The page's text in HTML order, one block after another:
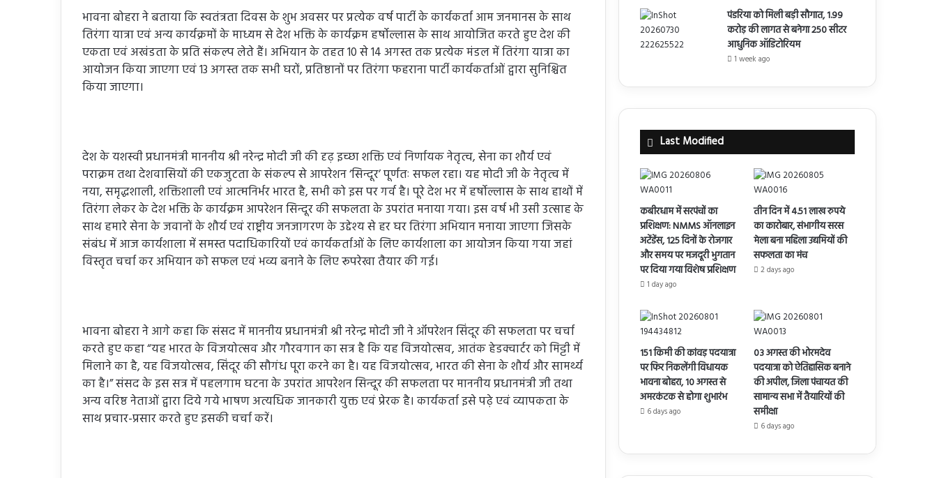
भावना बोहरा ने बताया कि स्वतंत्रता दिवस के शुभ अवसर पर प्रत्येक वर्ष पार्टी के कार्यकर्ता आम जनमानस के साथ
तिरंगा यात्रा एवं अन्य कार्यक्रमों के माध्यम से देश भक्ति के कार्यक्रम हर्षोल्लास के साथ आयोजित करते हुए देश की
एकता एवं अखंडता के प्रति संकल्प लेते हैं। अभियान के तहत 10 से 14 अगस्त तक प्रत्येक मंडल में तिरंगा यात्रा का
आयोजन किया जाएगा एवं 13 अगस्त तक सभी घरों, प्रतिष्ठानों पर तिरंगा फहराना पार्टी कार्यकर्ताओं द्वारा सुनिश्चित
किया जाएगा।
देश के यशस्वी प्रधानमंत्री माननीय श्री नरेन्द्र मोदी जी की दृढ़ इच्छा शक्ति एवं निर्णायक नेतृत्व, सेना का शौर्य एवं
पराक्रम तथा देशवासियों की एकजुटता के संकल्प से आपरेशन ‘सिन्दूर’ पूर्णतः सफल रहा। यह मोदी जी के नेतृत्व में
नया, समृद्धशाली, शक्तिशाली एवं आत्मनिर्भर भारत है, सभी को इस पर गर्व है। पूरे देश भर में हर्षोल्लास के साथ हाथों में
तिरंगा लेकर के देश भक्ति के कार्यक्रम आपरेशन सिन्दूर की सफलता के उपरांत मनाया गया। इस वर्ष भी उसी उत्साह के
साथ हमारे सेना के जवानों के शौर्य एवं राष्ट्रीय जनजागरण के उद्देश्य से हर घर तिरंगा अभियान मनाया जाएगा जिसके
संबंध में आज कार्यशाला में समस्त पदाधिकारियों एवं कार्यकर्ताओं के लिए कार्यशाला का आयोजन किया गया जहां
विस्तृत चर्चा कर अभियान को सफल एवं भव्य बनाने के लिए रूपरेखा तैयार की गई।
भावना बोहरा ने आगे कहा कि संसद में माननीय प्रधानमंत्री श्री नरेन्द्र मोदी जी ने ऑपरेशन सिंदूर की सफलता पर चर्चा
करते हुए कहा “यह भारत के विजयोत्सव और गौरवगान का सत्र है कि यह विजयोत्सव, आतंक हेडक्वार्टर को मिट्टी में
मिलाने का है, यह विजयोत्सव, सिंदूर की सौगंध पूरा करने का है। यह विजयोत्सव, भारत की सेना के शौर्य और सामर्थ्य
का है।” संसद के इस सत्र में पहलगाम घटना के उपरांत आपरेशन सिन्दूर की सफलता पर माननीय प्रधानमंत्री जी तथा
अन्य वरिष्ठ नेताओं द्वारा दिये गये भाषण अत्यधिक जानकारी युक्त एवं प्रेरक है। कार्यकर्ता इसे पढ़े एवं व्यापकता के
साथ प्रचार-प्रसार करते हुए इसकी चर्चा करें।
पंडरिया को मिली बड़ी सौगात, 1.99
करोड़ की लागत से बनेगा 250 सीटर
आधुनिक ऑडिटोरियम
1 week ago
Last Modified
कबीरधाम में सरपंचों का
प्रशिक्षण: NMMS ऑनलाइन
अटेंडेंस, 125 दिनों के रोजगार
और समय पर मजदूरी भुगतान
पर दिया गया विशेष प्रशिक्षण
1 day ago
तीन दिन में 4.51 लाख रुपये
का कारोबार, संभागीय सरस
मेला बना महिला उद्यमियों की
सफलता का मंच
2 days ago
151 किमी की कांवड़ पदयात्रा
पर फिर निकलेंगी विधायक
भावना बोहरा, 10 अगस्त से
अमरकंटक से होगा शुभारंभ
6 days ago
03 अगस्त की भोरमदेव
पदयात्रा को ऐतिहासिक बनाने
की अपील, जिला पंचायत की
सामान्य सभा में तैयारियों की
समीक्षा
6 days ago